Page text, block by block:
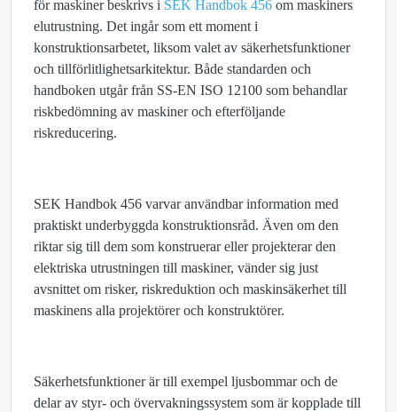
för maskiner beskrivs i SEK Handbok 456 om maskiners
elutrustning. Det ingår som ett moment i
konstruktionsarbetet, liksom valet av säkerhetsfunktioner
och tillförlitlighetsarkitektur. Både standarden och
handboken utgår från SS-EN ISO 12100 som behandlar
riskbedömning av maskiner och efterföljande
riskreducering.
SEK Handbok 456 varvar användbar information med
praktiskt underbyggda konstruktionsråd. Även om den
riktar sig till dem som konstruerar eller projekterar den
elektriska utrustningen till maskiner, vänder sig just
avsnittet om risker, riskreduktion och maskinsäkerhet till
maskinens alla projektörer och konstruktörer.
Säkerhetsfunktioner är till exempel ljusbommar och de
delar av styr- och övervakningssystem som är kopplade till